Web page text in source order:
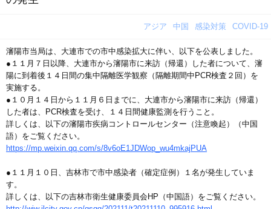
アジア 中国 感染対策 COVID-19
瀋陽市当局は、大連市での市中感染拡大に伴い、以下を公表しました。
●１１月７日以降、大連市から瀋陽市に来訪（帰還）した者について、瀋
陽に到着後１４日間の集中隔離医学観察（隔離期間中PCR検査２回）を
実施する。
●１０月１４日から１１月６日までに、大連市から瀋陽市に来訪（帰還）
した者は、PCR検査を受け、１４日間健康監測を行うこと。
詳しくは、以下の瀋陽市疾病コントロールセンター（注意喚起）（中国
語）をご覧ください。
https://mp.weixin.qq.com/s/8v6oE1JDWop_wu4mkajPUA
●１１月１０日、吉林市で市中感染者（確定症例）１名が発生していま
す。
詳しくは、以下の吉林市衛生健康委員会HP（中国語）をご覧ください。